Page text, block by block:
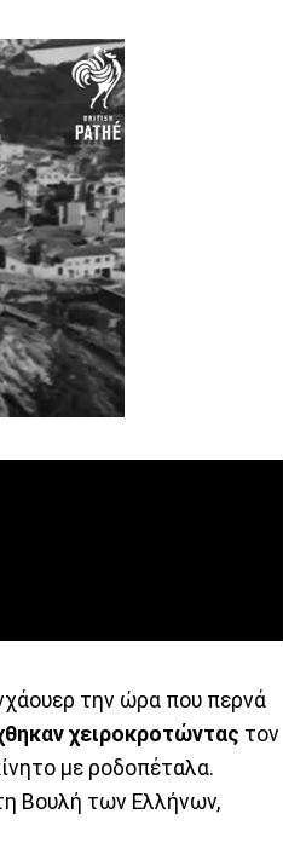
την ώρα που περνά
χειροκροτώντας τον
με ροδοπέταλα.
Βουλή των Ελλήνων,